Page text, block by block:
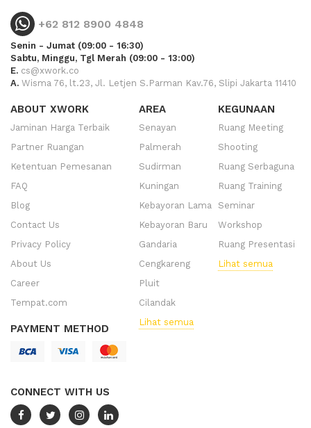
+62 812 8900 4848
Senin - Jumat (09:00 - 16:30)
Sabtu, Minggu, Tgl Merah (09:00 - 13:00)
E. cs@xwork.co
A. Wisma 76, lt.23, Jl. Letjen S.Parman Kav.76, Slipi Jakarta 11410
ABOUT XWORK
Jaminan Harga Terbaik
Partner Ruangan
Ketentuan Pemesanan
FAQ
Blog
Contact Us
Privacy Policy
About Us
Career
Tempat.com
PAYMENT METHOD
CONNECT WITH US
AREA
Senayan
Palmerah
Sudirman
Kuningan
Kebayoran Lama
Kebayoran Baru
Gandaria
Cengkareng
Pluit
Cilandak
Lihat semua
KEGUNAAN
Ruang Meeting
Shooting
Ruang Serbaguna
Ruang Training
Seminar
Workshop
Ruang Presentasi
Lihat semua